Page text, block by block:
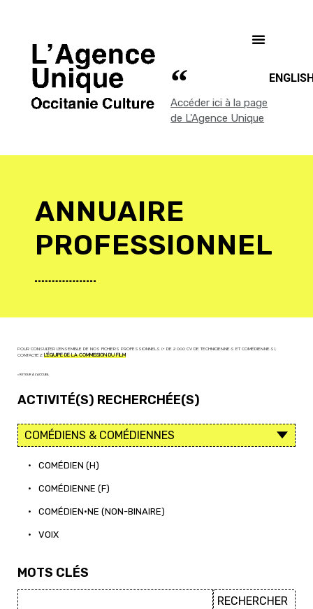
Accéder ici à la page
de L'Agence Unique
ANNUAIRE
PROFESSIONNEL
POUR CONSULTER L'ENSEMBLE DE NOS FICHIERS PROFESSIONNELS (+ DE 2 000 CV DE TECHNICIEN·NE·S ET COMÉDIEN·NE·S),
CONTACTEZ L'ÉQUIPE DE LA COMMISSION DU FILM
< RETOUR À L'ACCUEIL
ACTIVITÉ(S) RECHERCHÉE(S)
• COMÉDIEN (H)
• COMÉDIENNE (F)
• COMÉDIEN·NE (NON-BINAIRE)
• VOIX
MOTS CLÉS